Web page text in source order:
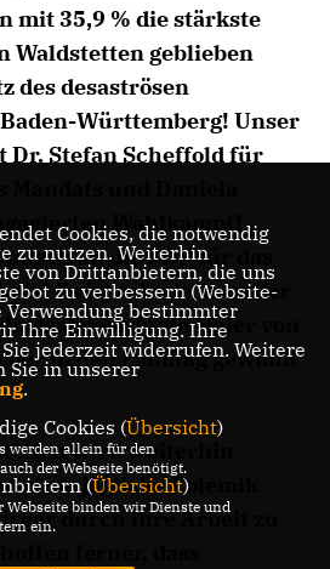
mit 35,9 % die stärkste
Waldstetten geblieben
des desaströsen
Württemberg! Unser
Stefan Scheffold für
und Daniela
Wahlkampf!
an die FDP für das
Es ist schade, dass der
Maier von
in den Landtag gewählt
wird weiterhin
ohne jegliche Polemik
durch ihre Arbeit zu
Cookies, die notwendig
zu nutzen. Weiterhin
von Drittanbietern, die uns
zu verbessern (Website-
Verwendung bestimmter
Ihre Einwilligung. Ihre
jederzeit widerrufen. Weitere
Sie in unserer
.
Cookies (Übersicht)
werden allein für den
der Webseite benötigt.
(Übersicht)
binden wir Dienste und
ein.